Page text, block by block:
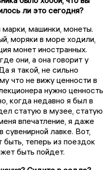
ли это сегодня?
машинки, монеты.
моряки в море ходили,
монет иностранных.
они, а она говорит у
я такой, не сильно
что не вижу ценности в
нужно ценность
когда недавно я был в
статую в музее, статую
впечатление, я даже
сувенирной лавке. Вот,
теперь из поездок
быть пойдет.